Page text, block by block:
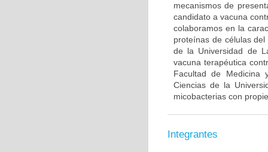
mecanismos de
candidato a vacuna
colaboramos en la
proteínas de células
de la Universidad de
vacuna terapéutica
Facultad de Medicina
Ciencias de la
micobacterias con
Integrantes